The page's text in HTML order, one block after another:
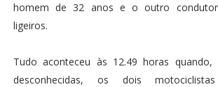
homem de 32 anos e o outro
ligeiros.
Tudo aconteceu às 12.49 horas
desconhecidas, os dois